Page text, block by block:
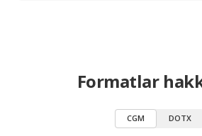
Formatlar
CGM DOTX